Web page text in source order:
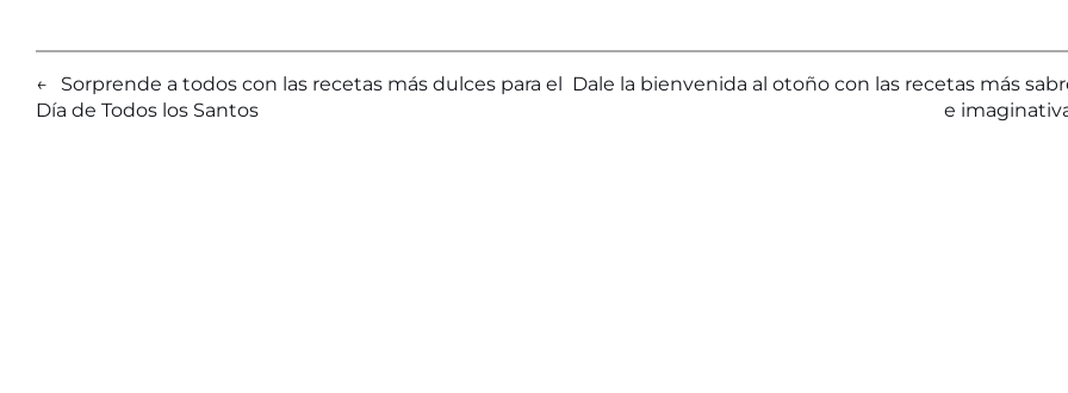
←
Sorprende a todos con las recetas más dulces para el
Día de Todos los Santos
Dale la bienvenida al otoño con las recetas más
e